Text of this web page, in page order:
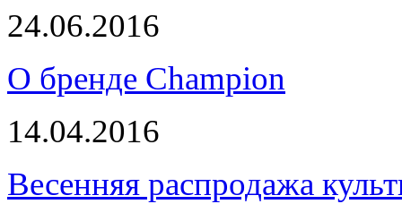
24.06.2016
О бренде Champion
14.04.2016
Весенняя распродажа